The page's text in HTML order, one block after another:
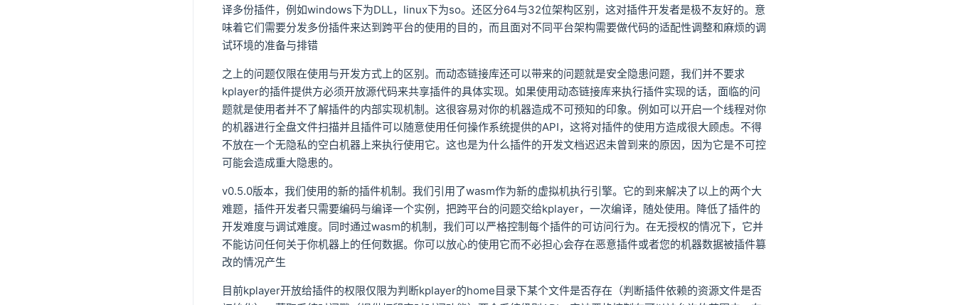
译多份插件，例如windows下为DLL，linux下为so。还区分64与32位架构区别，这对插件开发者是极不友好的。意
味着它们需要分发多份插件来达到跨平台的使用的目的，而且面对不同平台架构需要做代码的适配性调整和麻烦的调
试环境的准备与排错
之上的问题仅限在使用与开发方式上的区别。而动态链接库还可以带来的问题就是安全隐患问题，我们并不要求
kplayer的插件提供方必须开放源代码来共享插件的具体实现。如果使用动态链接库来执行插件实现的话，面临的问
题就是使用者并不了解插件的内部实现机制。这很容易对你的机器造成不可预知的印象。例如可以开启一个线程对你
的机器进行全盘文件扫描并且插件可以随意使用任何操作系统提供的API，这将对插件的使用方造成很大顾虑。不得
不放在一个无隐私的空白机器上来执行使用它。这也是为什么插件的开发文档迟迟未曾到来的原因，因为它是不可控
可能会造成重大隐患的。
v0.5.0版本，我们使用的新的插件机制。我们引用了wasm作为新的虚拟机执行引擎。它的到来解决了以上的两个大
难题，插件开发者只需要编码与编译一个实例，把跨平台的问题交给kplayer，一次编译，随处使用。降低了插件的
开发难度与调试难度。同时通过wasm的机制，我们可以严格控制每个插件的可访问行为。在无授权的情况下，它并
不能访问任何关于你机器上的任何数据。你可以放心的使用它而不必担心会存在恶意插件或者您的机器数据被插件篡
改的情况产生
目前kplayer开放给插件的权限仅限为判断kplayer的home目录下某个文件是否存在（判断插件依赖的资源文件是否